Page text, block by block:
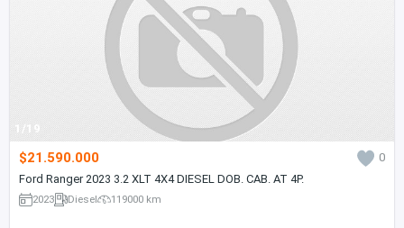
1/19
$21.590.000
0
Ford Ranger 2023 3.2 XLT 4X4 DIESEL DOB. CAB. AT 4P.
2023 Diesel 119000 km